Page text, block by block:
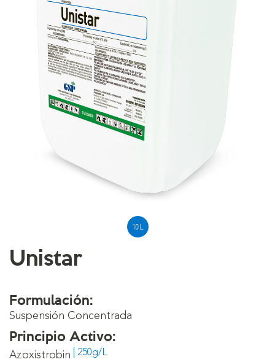
10 L
Unistar
Formulación:
Suspensión Concentrada
Principio Activo:
Azoxistrobin | 250g/L